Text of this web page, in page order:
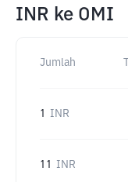
INR ke OMI
Jumlah
1 INR
11 INR